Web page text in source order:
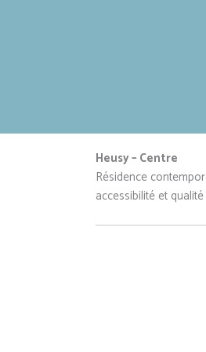
Heusy – Centre
Résidence
accessibilité et